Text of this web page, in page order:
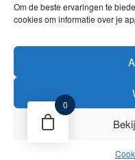
Om de beste ervaringen te
cookies om informatie over je
Liever thuis
Ontdek onze collecties
de webshop!
Naar de online shop!
0